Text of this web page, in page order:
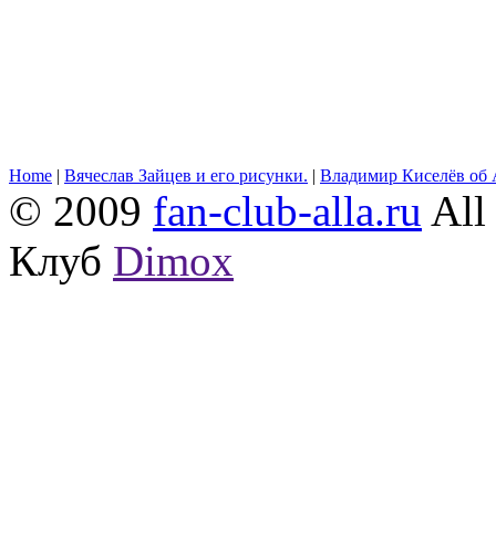
Home | Вячеслав Зайцев и его рисунки. | Владимир Киселёв об
© 2009 fan-club-alla.ru All
Клуб Dimox